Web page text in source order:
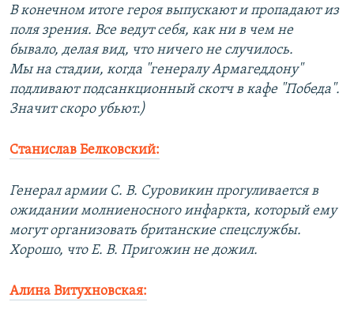
В конечном итоге героя выпускают и пропадают из
поля зрения. Все ведут себя, как ни в чем не
бывало, делая вид, что ничего не случилось.
Мы на стадии, когда "генералу Армагеддону"
подливают подсанкционный скотч в кафе "Победа".
Значит скоро убьют.)
Станислав Белковский:
Генерал армии С. В. Суровикин прогуливается в
ожидании молниеносного инфаркта, который ему
могут организовать британские спецслужбы.
Хорошо, что Е. В. Пригожин не дожил.
Алина Витухновская: